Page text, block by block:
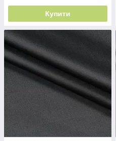
Купити